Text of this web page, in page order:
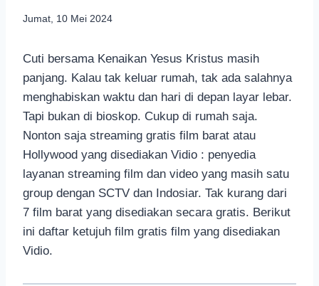
Jumat, 10 Mei 2024
Cuti bersama Kenaikan Yesus Kristus masih
panjang. Kalau tak keluar rumah, tak ada salahnya
menghabiskan waktu dan hari di depan layar lebar.
Tapi bukan di bioskop. Cukup di rumah saja.
Nonton saja streaming gratis film barat atau
Hollywood yang disediakan Vidio : penyedia
layanan streaming film dan video yang masih satu
group dengan SCTV dan Indosiar. Tak kurang dari
7 film barat yang disediakan secara gratis. Berikut
ini daftar ketujuh film gratis film yang disediakan
Vidio.